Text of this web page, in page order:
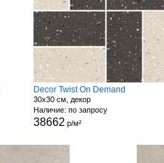
Decor Twist On Demand
30x30 см, декор
Наличие: по запросу
38662 р/м²